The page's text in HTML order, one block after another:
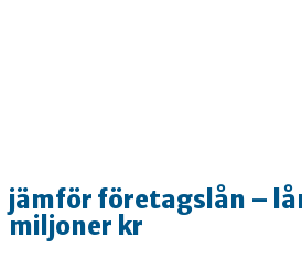
jämför företagslån –
miljoner kr